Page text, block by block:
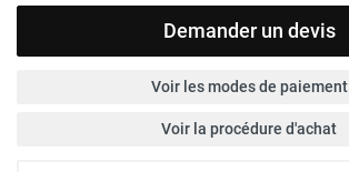
Demander un devis
Voir les modes de paiement
Voir la procédure d'achat